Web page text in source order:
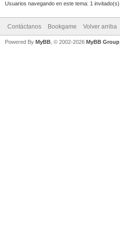
Usuarios navegando en este tema: 1 invitado(s)
Contáctanos Bookgame Volver arriba
Powered By MyBB , © 2002-2026 MyBB Group